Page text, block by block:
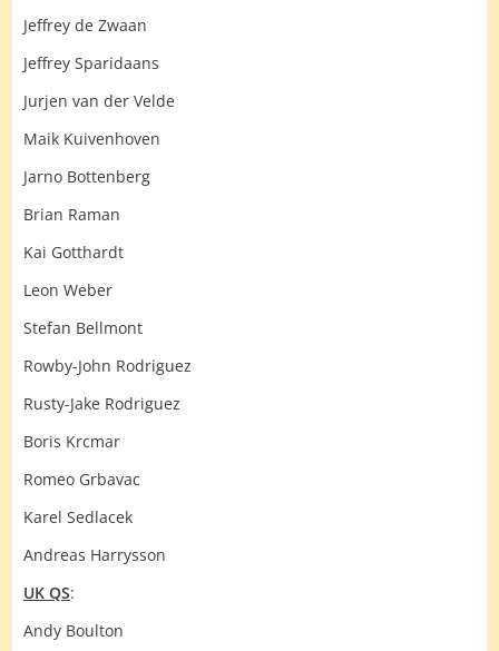
Jeffrey de Zwaan
Jeffrey Sparidaans
Jurjen van der Velde
Maik Kuivenhoven
Jarno Bottenberg
Brian Raman
Kai Gotthardt
Leon Weber
Stefan Bellmont
Rowby-John Rodriguez
Rusty-Jake Rodriguez
Boris Krcmar
Romeo Grbavac
Karel Sedlacek
Andreas Harrysson
UK QS:
Andy Boulton